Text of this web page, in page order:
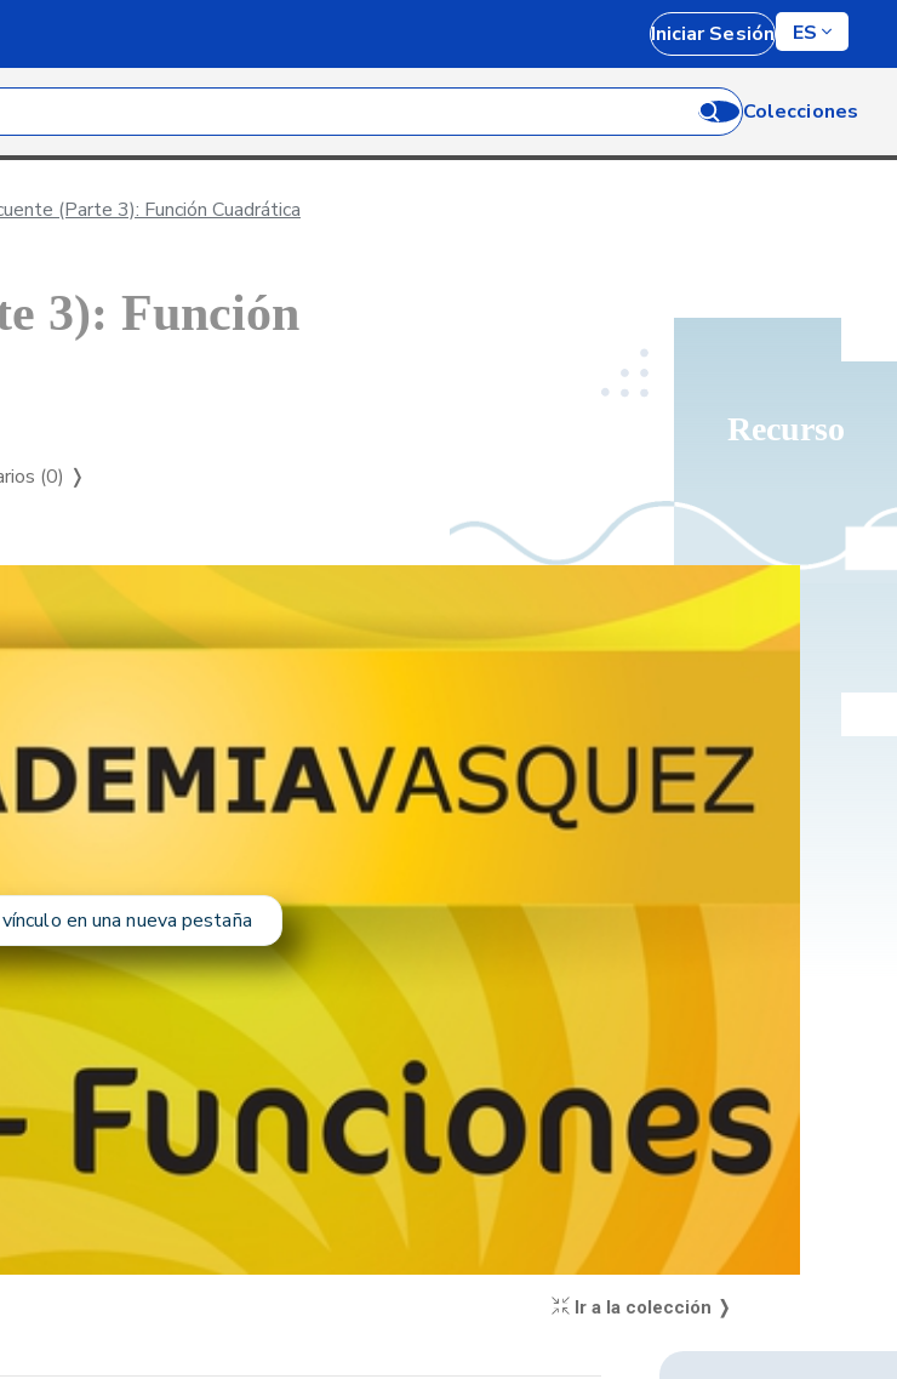
Iniciar Sesión ES
Colecciones
(Parte 3): Función Cuadrática
Recurso
3): Función
(0) ❭
en una nueva pestaña
Ir a la colección ❭